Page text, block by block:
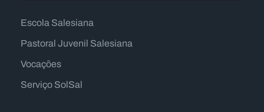
Escola Salesiana
Pastoral Juvenil Salesiana
Vocações
Serviço SolSal